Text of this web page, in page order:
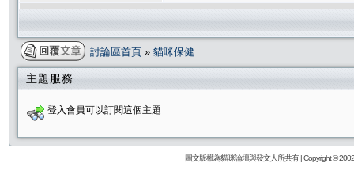
討論區首頁 » 貓咪保健
主題服務
登入會員可以訂閱這個主題
圖文版權為貓咪論壇與發文人所共有 | Copyright ©